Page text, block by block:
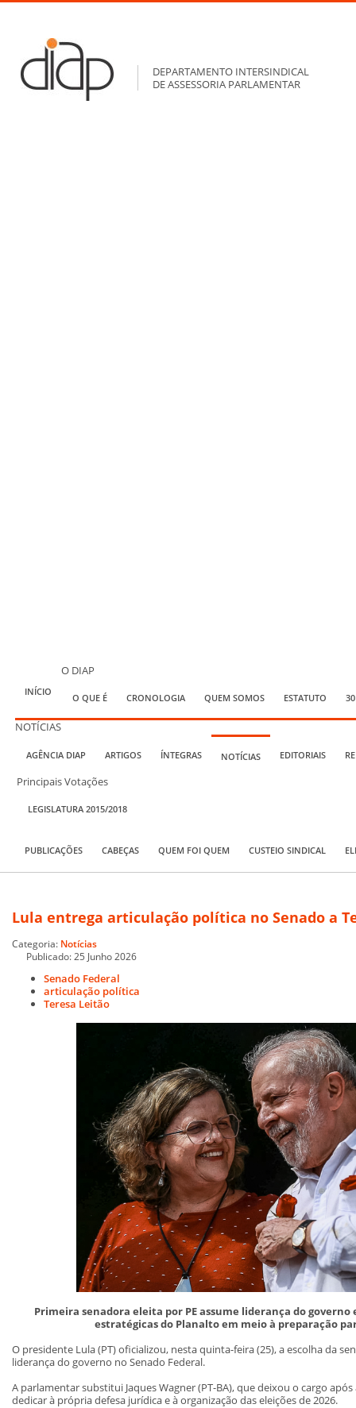
DEPARTAMENTO INTERSINDICAL
DE ASSESSORIA PARLAMENTAR
INÍCIO
O DIAP
O QUE É CRONOLOGIA QUEM SOMOS ESTATUTO
NOTÍCIAS
AGÊNCIA DIAP ARTIGOS ÍNTEGRAS NOTÍCIAS EDITORIAIS
Principais Votações
LEGISLATURA 2015/2018
PUBLICAÇÕES CABEÇAS QUEM FOI QUEM CUSTEIO SINDICAL
Lula entrega articulação política no Senado a
Categoria: Notícias
Publicado: 25 Junho 2026
Senado Federal
articulação política
Teresa Leitão
Primeira senadora eleita por PE assume liderança do
estratégicas do Planalto em meio à preparação
O presidente Lula (PT) oficializou, nesta quinta-feira (25), a escolha da
liderança do governo no Senado Federal.
A parlamentar substitui Jaques Wagner (PT-BA), que deixou o cargo
dedicar à própria defesa jurídica e à organização das eleições de 2026.